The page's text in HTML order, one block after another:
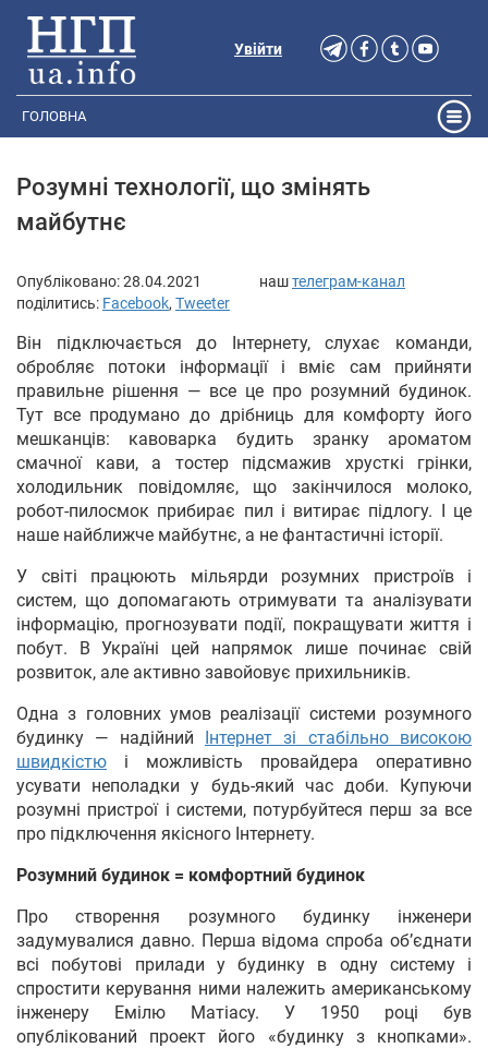
Увійти
ГОЛОВНА
Розумні технології, що змінять
майбутнє
Опубліковано:28.04.2021 наштелеграм-канал
поділитись: Facebook, Tweeter
Він підключається до Інтернету, слухає команди,
обробляє потоки інформації і вміє сам прийняти
правильне рішення — все це про розумний будинок.
Тут все продумано до дрібниць для комфорту його
мешканців: кавоварка будить зранку ароматом
смачної кави, а тостер підсмажив хрусткі грінки,
холодильник повідомляє, що закінчилося молоко,
робот-пилосмок прибирає пил і витирає підлогу. І це
наше найближче майбутнє, а не фантастичні історії.
У світі працюють мільярди розумних пристроїв і
систем, що допомагають отримувати та аналізувати
інформацію, прогнозувати події, покращувати життя і
побут. В Україні цей напрямок лише починає свій
розвиток, але активно завойовує прихильників.
Одна з головних умов реалізації системи розумного
будинку — надійний Інтернет зі стабільно високою
швидкістю і можливість провайдера оперативно
усувати неполадки у будь-який час доби. Купуючи
розумні пристрої і системи, потурбуйтеся перш за все
про підключення якісного Інтернету.
Розумний будинок = комфортний будинок
Про створення розумного будинку інженери
задумувалися давно. Перша відома спроба об’єднати
всі побутові прилади у будинку в одну систему і
спростити керування ними належить американському
інженеру Емілю Матіасу. У 1950 році був
опублікований проект його «будинку з кнопками».